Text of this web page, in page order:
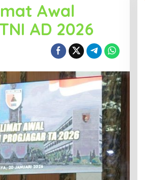
Awal
AD 2026